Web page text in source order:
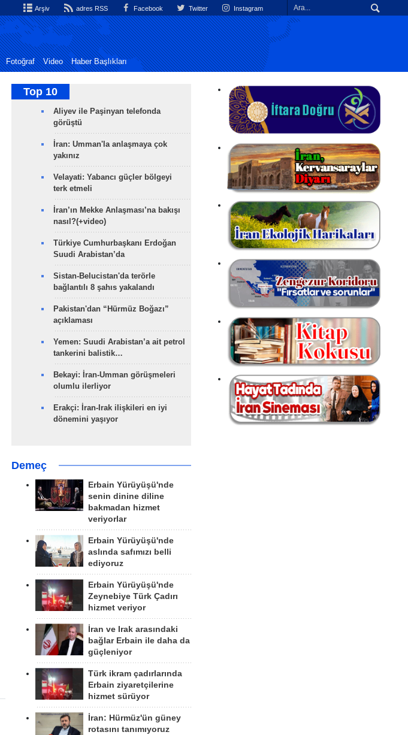
Arşiv adres RSS Facebook Twitter Instagram
Fotoğraf Video Haber Başlıkları
Top 10
Aliyev ile Paşinyan telefonda
görüştü
İran: Umman'la anlaşmaya çok
yakınız
Velayati: Yabancı güçler bölgeyi
terk etmeli
İran’ın Mekke Anlaşması’na bakışı
nasıl?(+video)
Türkiye Cumhurbaşkanı Erdoğan
Suudi Arabistan’da
Sistan-Belucistan'da terörle
bağlantılı 8 şahıs yakalandı
Pakistan'dan “Hürmüz Boğazı”
açıklaması
Yemen: Suudi Arabistan’a ait petrol
tankerini balistik…
Bekayi: İran-Umman görüşmeleri
olumlu ilerliyor
Erakçi: İran-Irak ilişkileri en iyi
dönemini yaşıyor
Demeç
Erbain Yürüyüşü'nde
senin dinine diline
bakmadan hizmet
veriyorlar
Erbain Yürüyüşü'nde
aslında safımızı belli
ediyoruz
Erbain Yürüyüşü'nde
Zeynebiye Türk Çadırı
hizmet veriyor
İran ve Irak arasındaki
bağlar Erbain ile daha da
güçleniyor
Türk ikram çadırlarında
Erbain ziyaretçilerine
hizmet sürüyor
İran: Hürmüz'ün güney
rotasını tanımıyoruz